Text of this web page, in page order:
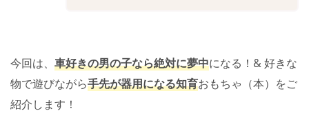
今回は、 車好きの男の子なら絶対に夢中になる！& 好きな
物で遊びながら手先が器用になる知育おもちゃ（本）をご
紹介します！